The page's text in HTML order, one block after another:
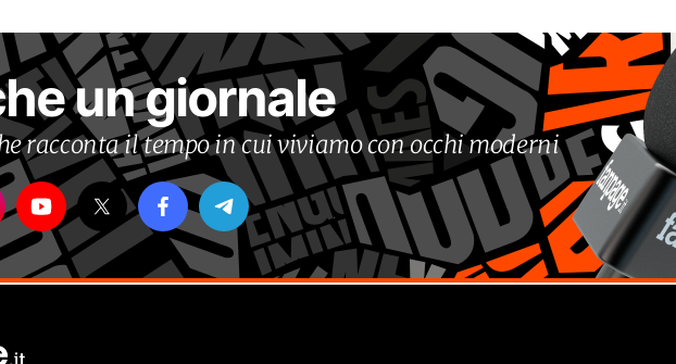
un giornale
racconta il tempo in cui viviamo con occhi moderni